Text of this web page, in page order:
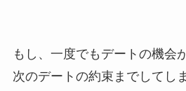
もし、一度でもデートの機会
次のデートの約束までしてし